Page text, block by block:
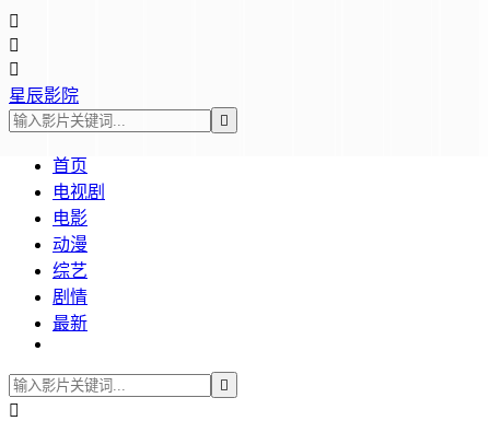



星辰影院

首页
电视剧
电影
动漫
综艺
剧情
最新

